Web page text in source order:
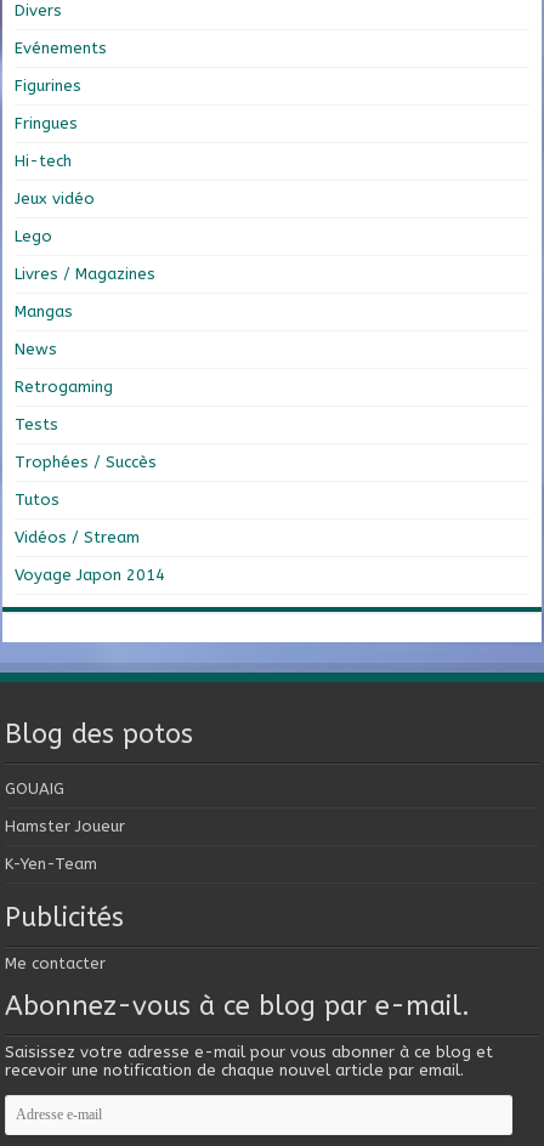
Divers
Evénements
Figurines
Fringues
Hi-tech
Jeux vidéo
Lego
Livres / Magazines
Mangas
News
Retrogaming
Tests
Trophées / Succès
Tutos
Vidéos / Stream
Voyage Japon 2014
Blog des potos
GOUAIG
Hamster Joueur
K-Yen-Team
Publicités
Me contacter
Abonnez-vous à ce blog par e-mail.
Saisissez votre adresse e-mail pour vous abonner à ce blog et
recevoir une notification de chaque nouvel article par email.
Adresse
e-
mail